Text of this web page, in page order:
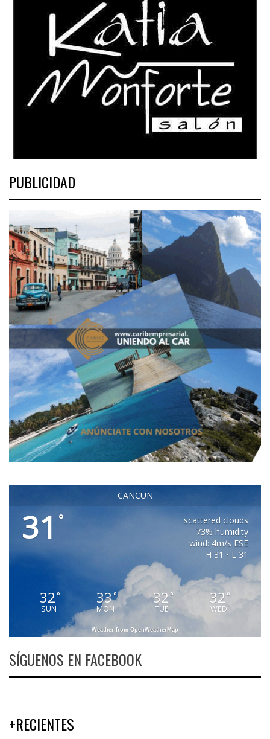
PUBLICIDAD
CANCUN
31 °
scattered clouds
73% humidity
wind: 4m/s ESE
H 31 • L 31
32°
SUN
33°
MON
32 °
TUE
32 °
WED
Weather from OpenWeatherMap
SÍGUENOS EN FACEBOOK
+RECIENTES